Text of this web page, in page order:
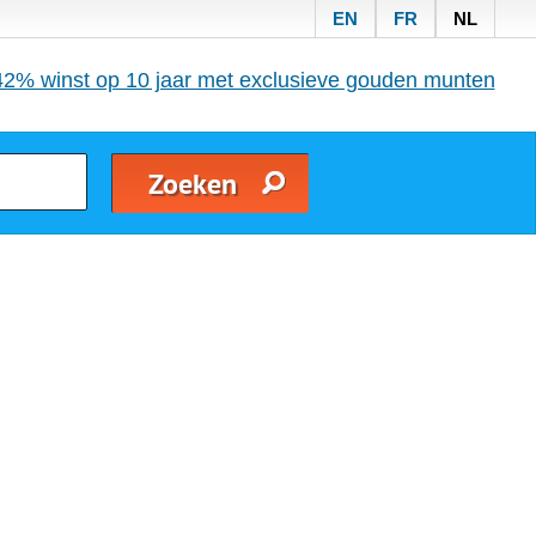
EN FR NL
winst op 10 jaar met exclusieve gouden munten